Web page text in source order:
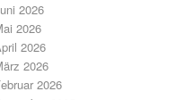
2026
2026
2026
2026
2026